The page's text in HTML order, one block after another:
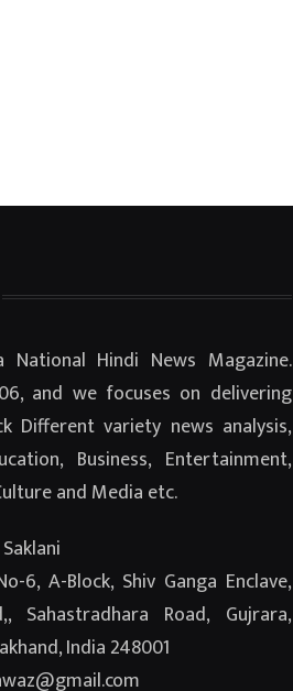
National Hindi News Magazine.
and we focuses on delivering
Different variety news analysis,
Business, Entertainment,
and Media etc.
6, A-Block, Shiv Ganga Enclave,
Sahastradhara Road, Gujrara,
India 248001